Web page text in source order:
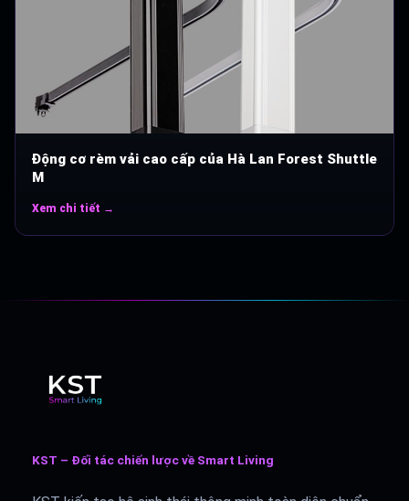
Động cơ rèm vải cao cấp của Hà Lan Forest Shuttle
M
Xem chi tiết →
KST – Đối tác chiến lược về Smart Living